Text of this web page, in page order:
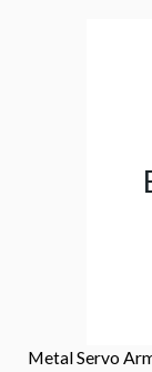
Metal Servo